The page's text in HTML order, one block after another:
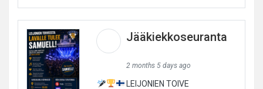
Jääkiekkoseuranta
2 months 5 days ago
LEIJONIEN TOIVE